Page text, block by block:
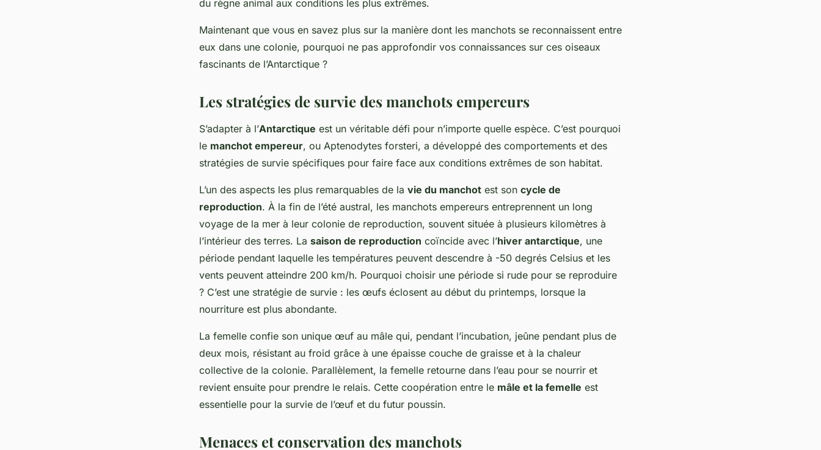
du règne animal aux conditions les plus extrêmes.
Maintenant que vous en savez plus sur la manière dont les manchots se reconnaissent entre
eux dans une colonie, pourquoi ne pas approfondir vos connaissances sur ces oiseaux
fascinants de l’Antarctique ?
Les stratégies de survie des manchots empereurs
S’adapter à l’Antarctique est un véritable défi pour n’importe quelle espèce. C’est pourquoi
le manchot empereur, ou Aptenodytes forsteri, a développé des comportements et des
stratégies de survie spécifiques pour faire face aux conditions extrêmes de son habitat.
L’un des aspects les plus remarquables de la vie du manchot est son cycle de
reproduction. À la fin de l’été austral, les manchots empereurs entreprennent un long
voyage de la mer à leur colonie de reproduction, souvent située à plusieurs kilomètres à
l’intérieur des terres. La saison de reproduction coïncide avec l’hiver antarctique, une
période pendant laquelle les températures peuvent descendre à -50 degrés Celsius et les
vents peuvent atteindre 200 km/h. Pourquoi choisir une période si rude pour se reproduire
? C’est une stratégie de survie : les œufs éclosent au début du printemps, lorsque la
nourriture est plus abondante.
La femelle confie son unique œuf au mâle qui, pendant l’incubation, jeûne pendant plus de
deux mois, résistant au froid grâce à une épaisse couche de graisse et à la chaleur
collective de la colonie. Parallèlement, la femelle retourne dans l’eau pour se nourrir et
revient ensuite pour prendre le relais. Cette coopération entre le mâle et la femelle est
essentielle pour la survie de l’œuf et du futur poussin.
Menaces et conservation des manchots